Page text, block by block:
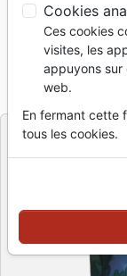
Rendez-
Alain
Référence
Editeur
Cookies
Ces cookies
visites, les
appuyons sur
web.
En fermant cette
tous les cookies.